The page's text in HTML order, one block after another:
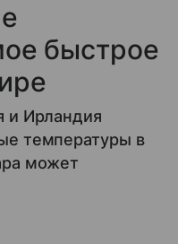
быстрое
и Ирландия
температуры в
может